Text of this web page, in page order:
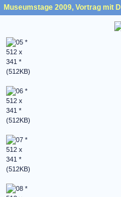
Museumstage 2009, Vortrag mit